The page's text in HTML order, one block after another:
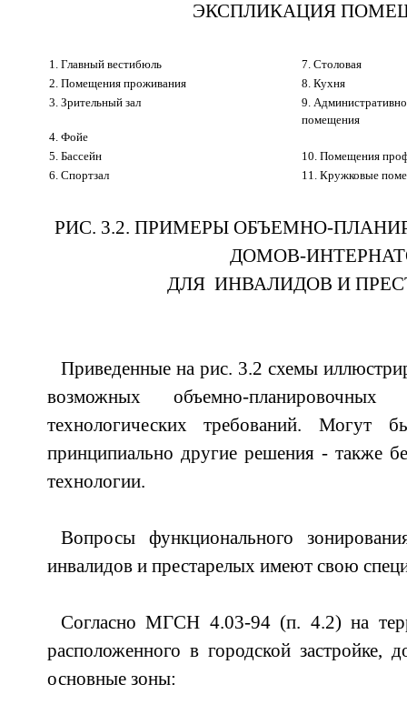
ЭКСПЛИКАЦИЯ
1. Главный вестибюль
7. Столовая
2. Помещения проживания
8. Кухня
3. Зрительный зал
4. Фойе
9.
помещения
5. Бассейн
10. Помещения
6. Спортзал
11. Кружковые
РИС. 3.2. ПРИМЕРЫ ОБЪЕМНО-
ДОМОВ-
ДЛЯ ИНВАЛИДОВ И
Приведенные на рис. 3.2 схемы
возможных объемно-
технологических требований. Могут
принципиально другие решения - также
технологии.
Вопросы функционального
инвалидов и престарелых имеют свою
Согласно МГСН 4.03-94 (п. 4.2) на
расположенного в городской
основные зоны: